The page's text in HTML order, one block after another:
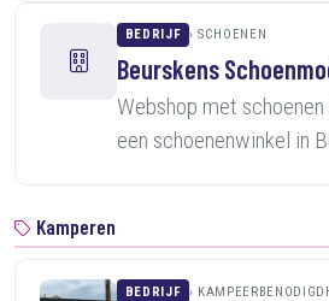
BEDRIJF SCHOENEN
Beurskens
Webshop met
een schoenenwinkel in
Kamperen
BEDRIJF